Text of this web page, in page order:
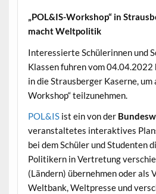
„POL&IS-Workshop“ in
macht Weltpolitik
Interessierte Schülerinnen und
Klassen fuhren vom
in die Strausberger Kaserne, um
Workshop“ teilzunehmen.
POL&ISist ein von der
veranstaltetes interaktives
bei dem Schüler und Studenten
Politikern in Vertretung
(Ländern) übernehmen oder als
Weltbank, Weltpresse und